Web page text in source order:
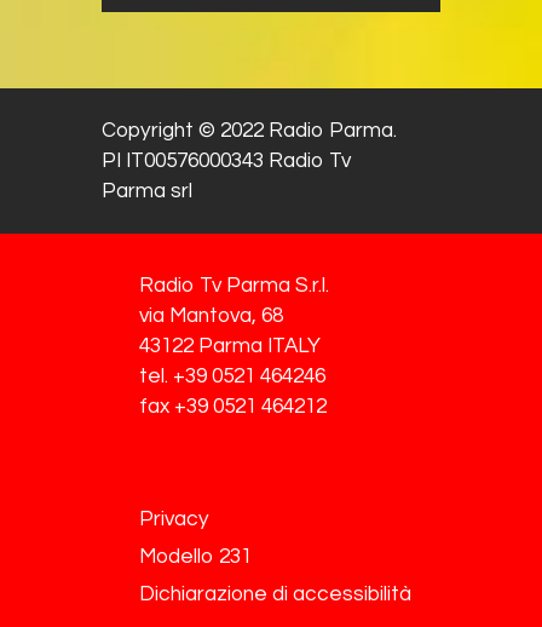
Copyright © 2022 Radio Parma.
PI IT00576000343 Radio Tv
Parma srl
Radio Tv Parma S.r.l.
via Mantova, 68
43122 Parma ITALY
tel. +39 0521 464246
fax +39 0521 464212
Privacy
Modello 231
Dichiarazione di accessibilità